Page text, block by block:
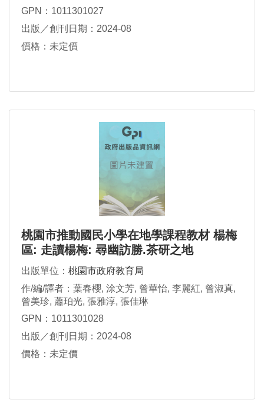
GPN：1011301027
出版／創刊日期：2024-08
價格：未定價
桃園市推動國民小學在地學課程教材 楊梅
區: 走讀楊梅: 尋幽訪勝.茶研之地
出版單位： 桃園市政府教育局
作/編/譯者：葉春櫻, 涂文芳, 曾華怡, 李麗紅, 曾淑真,
曾美珍, 蕭珀光, 張雅淳, 張佳琳
GPN：1011301028
出版／創刊日期：2024-08
價格：未定價